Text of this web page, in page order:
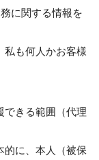
に関する情報を
私も何人かお客様
できる範囲（代理
的に、本人（被保